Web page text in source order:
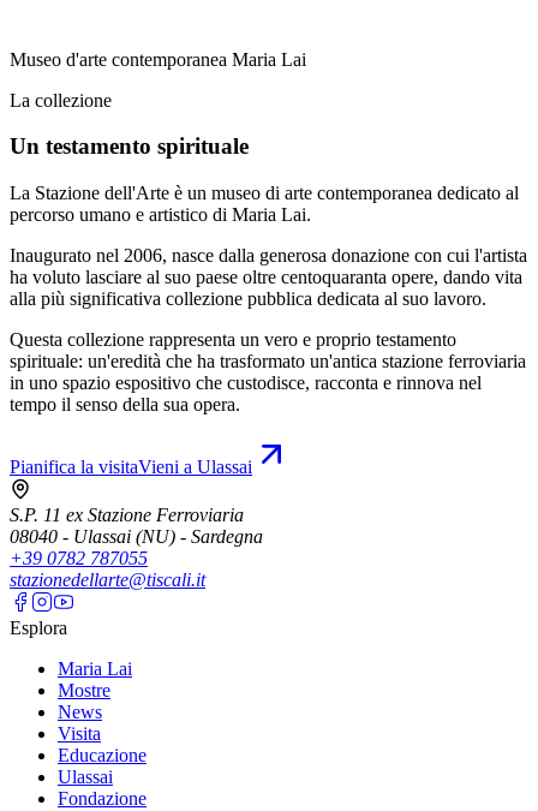
Museo d'arte contemporanea Maria Lai
La collezione
Un testamento spirituale
La Stazione dell'Arte è un museo di arte contemporanea dedicato al
percorso umano e artistico di Maria Lai.
Inaugurato nel 2006, nasce dalla generosa donazione con cui l'artista
ha voluto lasciare al suo paese oltre centoquaranta opere, dando vita
alla più significativa collezione pubblica dedicata al suo lavoro.
Questa collezione rappresenta un vero e proprio testamento
spirituale: un'eredità che ha trasformato un'antica stazione ferroviaria
in uno spazio espositivo che custodisce, racconta e rinnova nel
tempo il senso della sua opera.
Pianifica la visitaVieni a Ulassai
S.P. 11 ex Stazione Ferroviaria
08040 - Ulassai (NU) - Sardegna
+39 0782 787055
stazionedellarte@tiscali.it
Esplora
Maria Lai
Mostre
News
Visita
Educazione
Ulassai
Fondazione